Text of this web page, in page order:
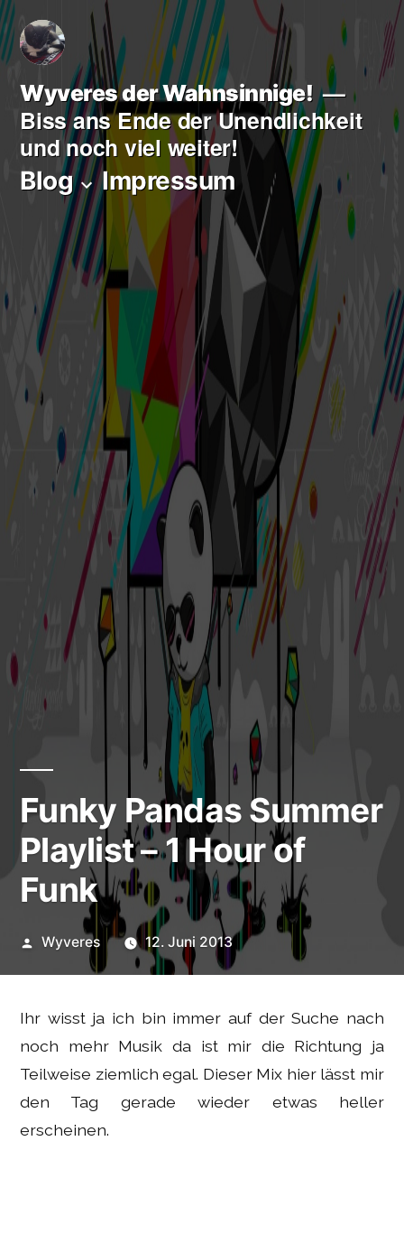
Zum
Inhalt
springen
Wyveres der Wahnsinnige!
Biss ans Ende der Unendlichkeit
und noch viel weiter!
Blog Impressum
Funky Pandas Summer
Playlist – 1 Hour of
Funk
Veröffentlicht
Wyveres 12. Juni 2013
Ihr wisst ja ich bin immer auf der Suche nach
noch mehr Musik da ist mir die Richtung ja
Teilweise ziemlich egal. Dieser Mix hier lässt mir
den Tag gerade wieder etwas heller
erscheinen.